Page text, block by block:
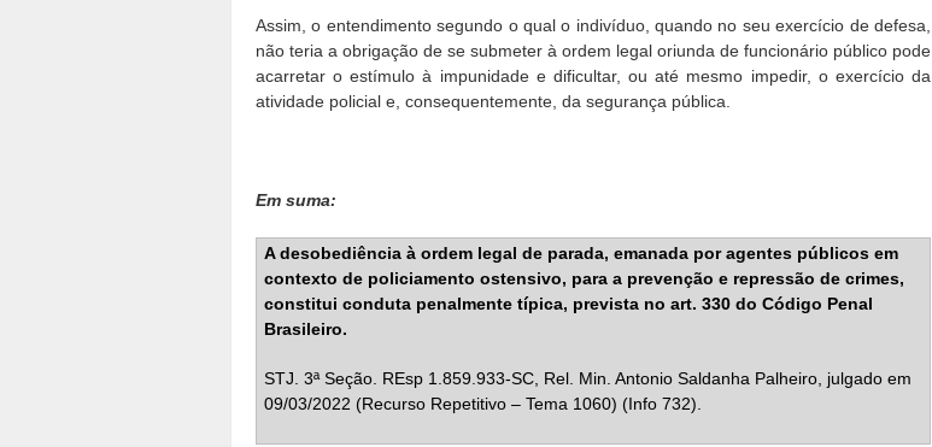
Assim, o entendimento segundo o qual o indivíduo, quando no seu exercício de defesa,
não teria a obrigação de se submeter à ordem legal oriunda de funcionário público pode
acarretar o estímulo à impunidade e dificultar, ou até mesmo impedir, o exercício da
atividade policial e, consequentemente, da segurança pública.
Em suma:
A desobediência à ordem legal de parada, emanada por agentes públicos em
contexto de policiamento ostensivo, para a prevenção e repressão de crimes,
constitui conduta penalmente típica, prevista no art. 330 do Código Penal
Brasileiro.
STJ. 3ª Seção. REsp 1.859.933-SC, Rel. Min. Antonio Saldanha Palheiro, julgado em
09/03/2022 (Recurso Repetitivo – Tema 1060) (Info 732).